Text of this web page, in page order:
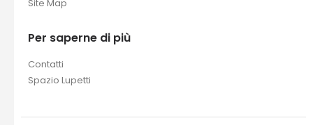
Intellectual Property Claims
Per saperne di più
Contatti